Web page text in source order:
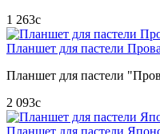
1 263c
Планшет для пастели
Планшет для пастели
2 093c
Планшет для пастели